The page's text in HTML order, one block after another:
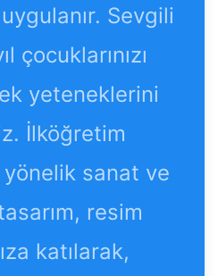
Sevgili
çocuklarınızı
yeteneklerini
İlköğretim
sanat ve
resim
katılarak,